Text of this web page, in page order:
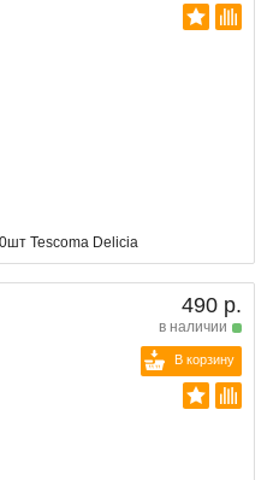
Tescoma Delicia
490 р.
в наличии
В корзину